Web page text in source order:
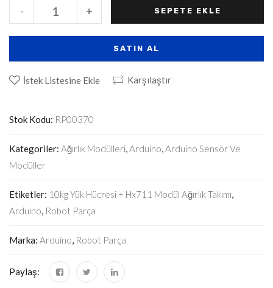
+
- SEPETE EKLE
SATIN AL
İstek Listesine Ekle Karşılaştır
Alternative:
Stok Kodu: RP00370
Kategoriler: Ağırlık Modülleri,Arduino,Arduino Sensör Ve
Modüller
Etiketler: 10kg Yük Hücresi + Hx711 Modül Ağırlık Takımı,
Arduino, Robot Parça
Marka: Arduino, Robot Parça
Paylaş: